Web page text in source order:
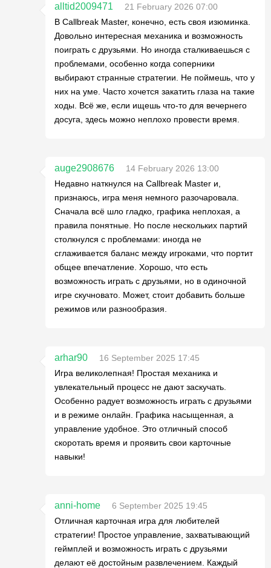
alltid2009471
21 February 2026 07:00
В Callbreak Master, конечно, есть своя изюминка.
Довольно интересная механика и возможность
поиграть с друзьями. Но иногда сталкиваешься с
проблемами, особенно когда соперники
выбирают странные стратегии. Не поймешь, что у
них на уме. Часто хочется закатить глаза на такие
ходы. Всё же, если ищешь что-то для вечернего
досуга, здесь можно неплохо провести время.
auge2908676
14 February 2026 13:00
Недавно наткнулся на Callbreak Master и,
признаюсь, игра меня немного разочаровала.
Сначала всё шло гладко, графика неплохая, а
правила понятные. Но после нескольких партий
столкнулся с проблемами: иногда не
сглаживается баланс между игроками, что портит
общее впечатление. Хорошо, что есть
возможность играть с друзьями, но в одиночной
игре скучновато. Может, стоит добавить больше
режимов или разнообразия.
arhar90
16 September 2025 17:45
Игра великолепная! Простая механика и
увлекательный процесс не дают заскучать.
Особенно радует возможность играть с друзьями
и в режиме онлайн. Графика насыщенная, а
управление удобное. Это отличный способ
скоротать время и проявить свои карточные
навыки!
anni-home
6 September 2025 19:45
Отличная карточная игра для любителей
стратегии! Простое управление, захватывающий
геймплей и возможность играть с друзьями
делают её достойным развлечением. Каждый